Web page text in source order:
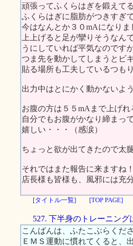
頑張ってふくらはぎを鍛えて
ふくらはぎに脂肪がつきすぎ
今はなんとか３０mAになり
上上げると足が攣りそうな
うにしていれば平気なのです
つま先を動かしてしまうとビ
貼る場所も工夫しているつも
出力中はとにかく動かないよ
お腹の方は５５mAまで上げれ
自分でもお腹がかなり締まっ
嬉しい・・・（感涙）
ちょっと欲が出てきたので太
それではまた報告に来ますね！
店長様も皆様も、風邪には充
[タイトル一覧] [TOP PAGE]
527. 下半身のトレーニン
こんばんは、ふたこぶらくださ
ＥＭＳ運動に慣れてくると、